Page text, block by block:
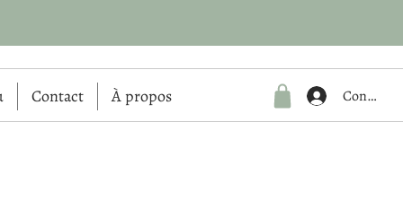
Contact À propos